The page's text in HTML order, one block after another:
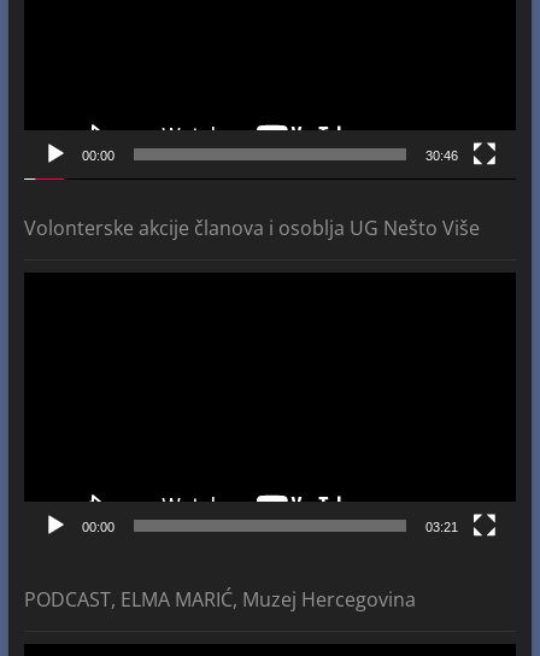
00:00 30:46
Volonterske akcije članova i osoblja UG Nešto Više
00:00 03:21
PODCAST, ELMA MARIĆ, Muzej Hercegovina